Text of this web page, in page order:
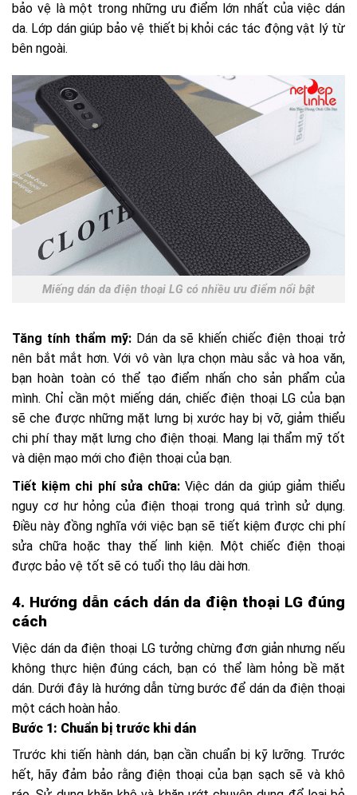
bảo vệ là một trong những ưu điểm lớn nhất của việc dán
da. Lớp dán giúp bảo vệ thiết bị khỏi các tác động vật lý từ
bên ngoài.
Miếng dán da điện thoại LG có nhiều ưu điểm nổi bật
Tăng tính thẩm mỹ: Dán da sẽ khiến chiếc điện thoại trở
nên bắt mắt hơn. Với vô vàn lựa chọn màu sắc và hoa văn,
bạn hoàn toàn có thể tạo điểm nhấn cho sản phẩm của
mình. Chỉ cần một miếng dán, chiếc điện thoại LG của bạn
sẽ che được những mặt lưng bị xước hay bị vỡ, giảm thiểu
chi phí thay mặt lưng cho điện thoại. Mang lại thẩm mỹ tốt
và diện mạo mới cho điện thoại của bạn.
Tiết kiệm chi phí sửa chữa:Việc dán da giúp giảm thiểu
nguy cơ hư hỏng của điện thoại trong quá trình sử dụng.
Điều này đồng nghĩa với việc bạn sẽ tiết kiệm được chi phí
sửa chữa hoặc thay thế linh kiện. Một chiếc điện thoại
được bảo vệ tốt sẽ có tuổi thọ lâu dài hơn.
4. Hướng dẫn cách dán da điện thoại LG đúng
cách
Việc dán da điện thoại LG tưởng chừng đơn giản nhưng nếu
không thực hiện đúng cách, bạn có thể làm hỏng bề mặt
dán. Dưới đây là hướng dẫn từng bước để dán da điện thoại
một cách hoàn hảo.
Bước 1: Chuẩn bị trước khi dán
Trước khi tiến hành dán, bạn cần chuẩn bị kỹ lưỡng. Trước
hết, hãy đảm bảo rằng điện thoại của bạn sạch sẽ và khô